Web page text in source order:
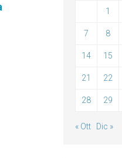
1
7 8
14 15
21 22
28 29
« Ott Dic »